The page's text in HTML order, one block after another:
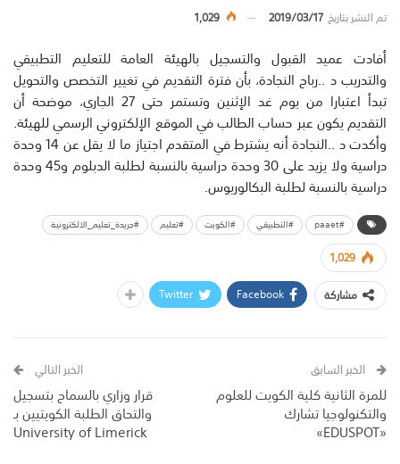
تم النشر بتاريخ2019/03/17
1,029
أفادت عميد القبول والتسجيل بالهيئة العامة للتعليم التطبيقي
والتدريب د ..رباح النجادة، بأن ‏فترة التقديم في تغيير التخصص والتحويل
تبدأ اعتبارا من يوم غد الإثنين وتستمر حتى 27 الجاري، موضحة أن
التقديم يكون عبر حساب الطالب في الموقع الإلكتروني الرسمي للهيئة.
وأكدت د ..النجادة أنه ‏يشترط في المتقدم ‏اجتياز ما لا يقل عن 14 وحدة
دراسية ولا يزيد على ‏30 وحدة دراسية بالنسبة لطلبة الدبلوم و45 وحدة
دراسية بالنسبة لطلبة البكالوريوس.
#paaet #التطبيقي #الكويت #تعليم #جريدة_تعليم_الالكترونية
1,029
مشاركة
Facebook
Twitter
الخبر السابق
للمرة الثانية كلية الكويت للعلوم
والتكنولوجيا تشارك
«EDUSPOT»
الخبر التالي
قرار وزاري بالسماح بتسجيل
والتحاق الطلبة الكويتيين بـ
University of Limerick